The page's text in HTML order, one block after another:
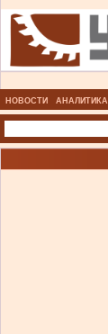
НОВОСТИ АНАЛИТИКА